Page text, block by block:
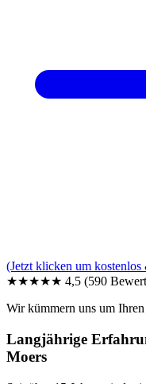
(Jetzt klicken um
★★★★★ 4,5 (590
Wir kümmern uns um
Langjährige
Moers